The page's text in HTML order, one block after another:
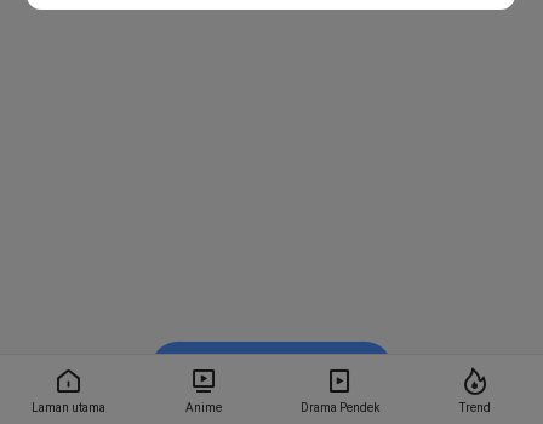
Laman utama Anime Drama Pendek Trend
Tonton dalam BiliBili